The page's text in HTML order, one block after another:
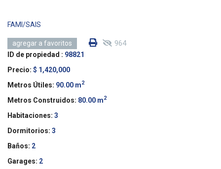
FAMI/SAIS
agregar a favoritos 964
ID de propiedad : 98821
Precio: $ 1,420,000
Metros Útiles: 90.00 m2
Metros Construidos: 80.00 m2
Habitaciones: 3
Dormitorios: 3
Baños: 2
Garages: 2